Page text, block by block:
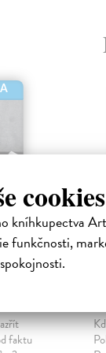
kníhkupectva
funkčnosti,
faktu